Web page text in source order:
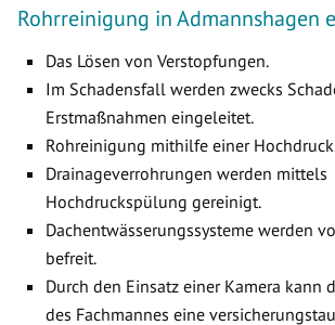
Rohrreinigung in Admannshagen
Das Lösen von Verstopfungen.
Im Schadensfall werden zwecks
Erstmaßnahmen eingeleitet.
Rohreinigung mithilfe einer
Drainageverrohrungen werden mittels
Hochdruckspülung gereinigt.
Dachentwässerungssysteme werden
befreit.
Durch den Einsatz einer Kamera kann
des Fachmannes eine